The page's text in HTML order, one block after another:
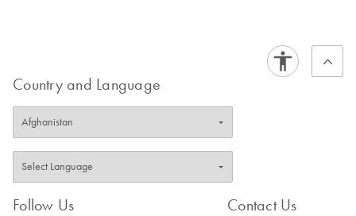
Country and Language
Follow Us Contact Us